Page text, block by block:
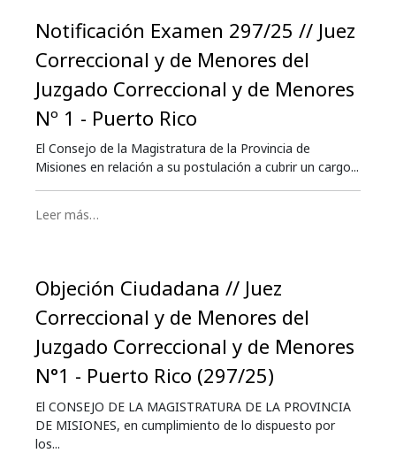
Notificación Examen 297/25 // Juez
Correccional y de Menores del
Juzgado Correccional y de Menores
Nº 1 - Puerto Rico
El Consejo de la Magistratura de la Provincia de
Misiones en relación a su postulación a cubrir un cargo...
Leer más…
Objeción Ciudadana // Juez
Correccional y de Menores del
Juzgado Correccional y de Menores
N°1 - Puerto Rico (297/25)
El CONSEJO DE LA MAGISTRATURA DE LA PROVINCIA
DE MISIONES, en cumplimiento de lo dispuesto por
los...